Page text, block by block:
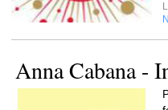
Anna Cabana -